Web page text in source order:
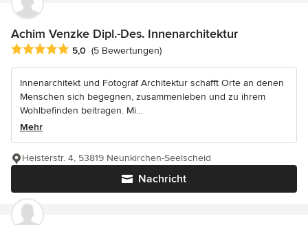
Achim Venzke Dipl.-Des. Innenarchitektur
Durchschnittliche Bewertung: 5 von 5 Sternen
5,0 (5 Bewertungen)
Innenarchitekt und Fotograf Architektur schafft Orte an denen
Menschen sich begegnen, zusammenleben und zu ihrem
Wohlbefinden beitragen. Mi...
Mehr
Nachricht
Heisterstr. 4, 53819 Neunkirchen-Seelscheid